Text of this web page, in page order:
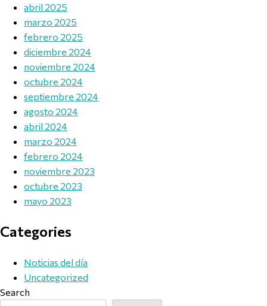
abril 2025
marzo 2025
febrero 2025
diciembre 2024
noviembre 2024
octubre 2024
septiembre 2024
agosto 2024
abril 2024
marzo 2024
febrero 2024
noviembre 2023
octubre 2023
mayo 2023
Categories
Noticias del día
Uncategorized
Search